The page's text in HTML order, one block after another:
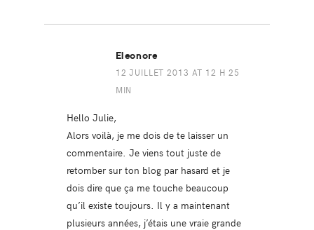
Eleonore
12 JUILLET 2013 AT 12 H 25
MIN
Hello Julie,
Alors voilà, je me dois de te laisser un
commentaire. Je viens tout juste de
retomber sur ton blog par hasard et je
dois dire que ça me touche beaucoup
qu’il existe toujours. Il y a maintenant
plusieurs années, j’étais une vraie grande